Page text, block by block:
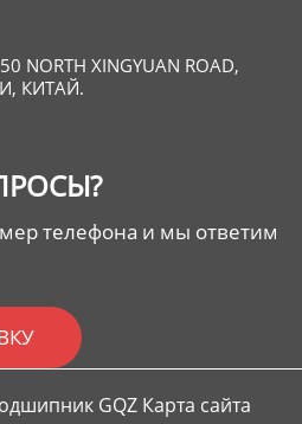
NORTH XINGYUAN ROAD,
КИТАЙ.
телефона и мы ответим
GQZ Карта сайта